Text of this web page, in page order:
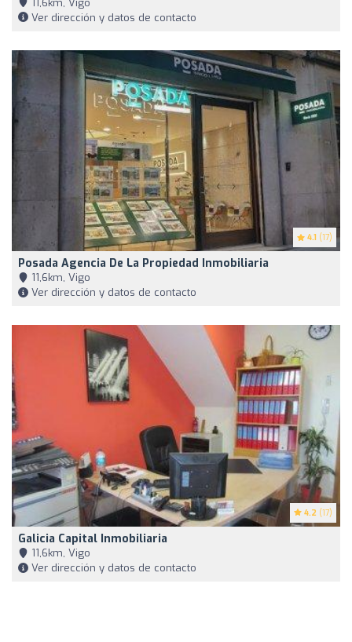
Ver dirección y datos de contacto
4.1 (17)
Posada Agencia De La Propiedad Inmobiliaria
11,6km, Vigo
Ver dirección y datos de contacto
4.2 (17)
Galicia Capital Inmobiliaria
11,6km, Vigo
Ver dirección y datos de contacto